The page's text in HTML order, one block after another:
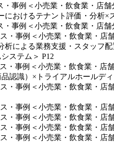
・事例＜小売業・飲食業・店
におけるテナント評価・分析×
・事例＜小売業・飲食業・店
・事例＜小売業・飲食業・
析による業務支援・スタッフ
ステム＞ P12
・事例＜小売業・飲食業・
認識）×トライアルホールデ
・事例＜小売業・飲食業・
・事例＜小売業・飲食業・
・事例＜小売業・飲食業・
・事例＜小売業・飲食業・
・事例＜小売業・飲食業・